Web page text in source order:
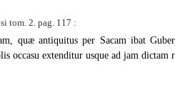
tom. 2. pag. 117 :
quæ antiquitus per Sacam ibat
occasu extenditur usque ad jam dictam